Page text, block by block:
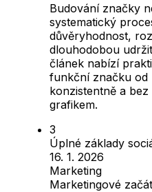
Budování značky
systematický
důvěryhodnost,
dlouhodobou
článek nabízí
funkční značku od
konzistentně a
grafikem.
Úplné základy
16. 1. 2026
Marketing
Marketingové